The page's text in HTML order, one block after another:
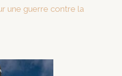
une guerre contre la